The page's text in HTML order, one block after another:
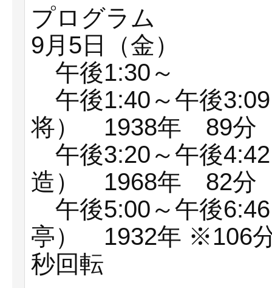
プログラム
9月5日（金）
午後1:30～
午後1:40～午後
将） 1938年 89分
午後3:20～午後
造） 1968年 82分
午後5:00～午後
亭） 1932年 ※106
秒回転